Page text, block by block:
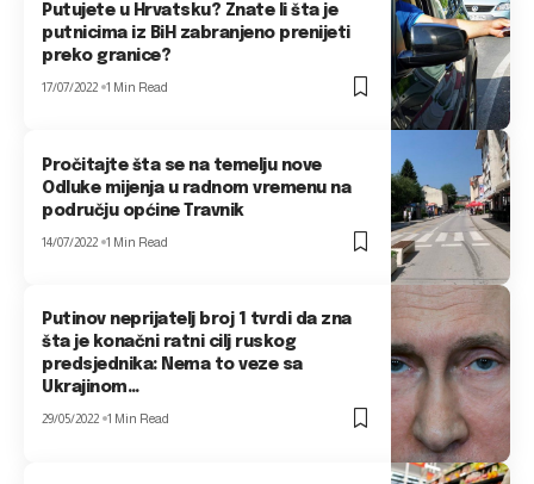
Putujete u Hrvatsku? Znate li šta je
putnicima iz BiH zabranjeno prenijeti
preko granice?
17/07/2022 1 Min Read
Pročitajte šta se na temelju nove
Odluke mijenja u radnom vremenu na
području općine Travnik
14/07/2022 1 Min Read
Putinov neprijatelj broj 1 tvrdi da zna
šta je konačni ratni cilj ruskog
predsjednika: Nema to veze sa
Ukrajinom…
29/05/2022 1 Min Read